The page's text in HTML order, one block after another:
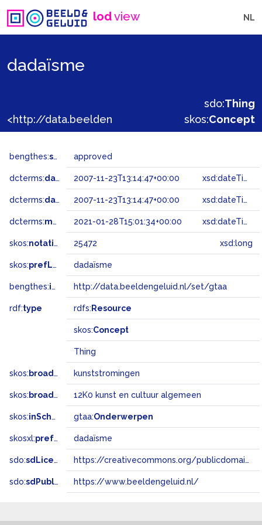
lodview NL
dadaïsme
sdo:Thing
skos:Concept
bengthes:status approved
dcterms:dateAccepted 2007-11-23T13:14:47+00:00 xsd:dateTime
dcterms:dateSubmitted 2007-11-23T13:14:47+00:00 xsd:dateTime
dcterms:modified 2021-01-28T15:01:34+00:00 xsd:dateTime
skos:notation 25472 xsd:long
skos:prefLabel dadaïsme
bengthes:inSet http://data.beeldengeluid.nl/set/gtaa
rdf:type rdfs: Resource
skos:Concept
Thing
skos: broader kunststromingen
skos: broadMatch 12K0 kunst en cultuur algemeen
skos:inScheme gtaa:Onderwerpen
skosxl:prefLabel dadaïsme
sdo:sdLicense https://creativecommons.org/publicdomain/zero/1.0/
sdo:sdPublisher https://www.beeldengeluid.nl/